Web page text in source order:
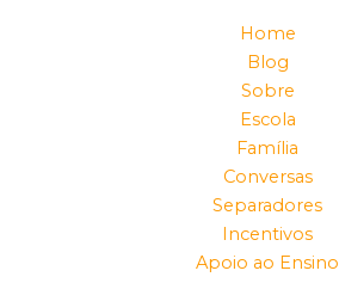
Home
Blog
Sobre
Escola
Família
Conversas
Separadores
Incentivos
Apoio ao Ensino